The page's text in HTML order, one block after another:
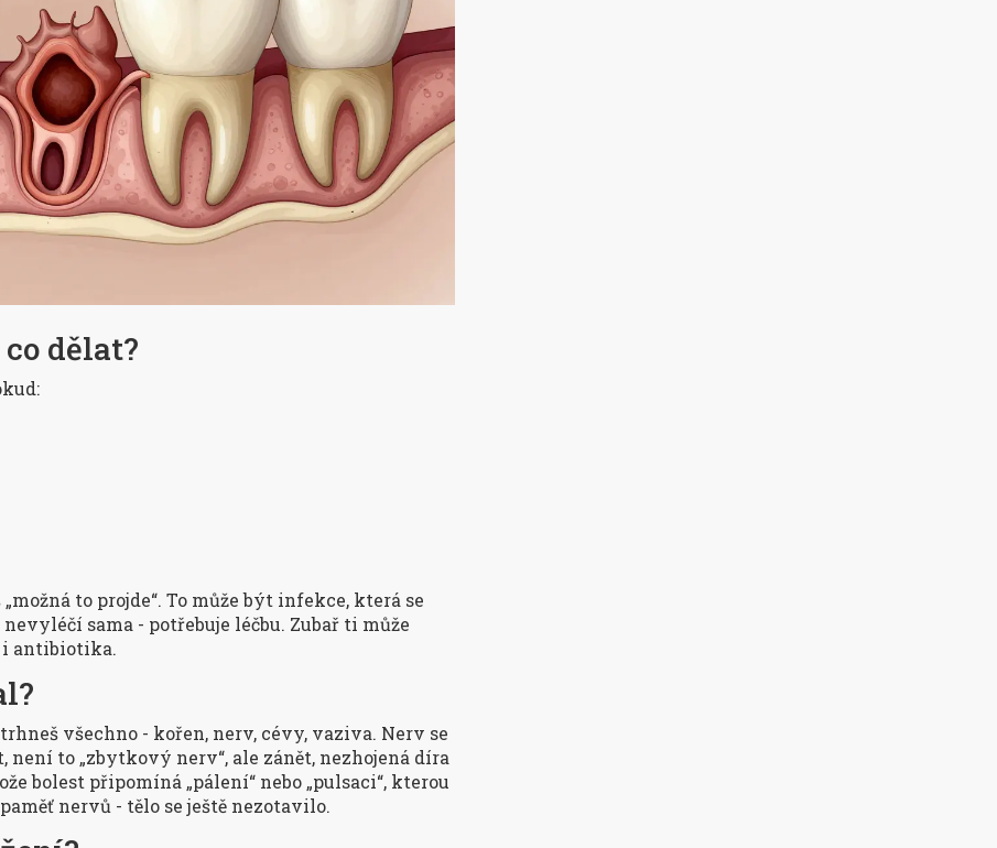
dělat?
to projde“. To může být infekce, která se
sama - potřebuje léčbu. Zubař ti může
i antibiotika.
všechno - kořen, nerv, cévy, vaziva. Nerv se
není to „zbytkový nerv“, ale zánět, nezhojená díra
bolest připomíná „pálení“ nebo „pulsaci“, kterou
nervů - tělo se ještě nezotavilo.